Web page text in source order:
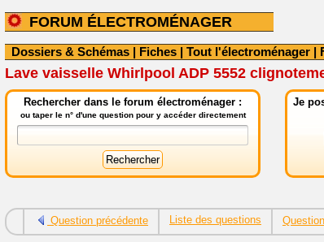
FORUM ÉLECTROMÉNAGER
Dossiers & Schémas | Fiches | Tout l'électroménager |
Lave vaisselle Whirlpool ADP 5552
Rechercher dans le forum électroménager :
ou taper le n° d'une question pour y accéder directement
Je
Question précédente Liste des questions